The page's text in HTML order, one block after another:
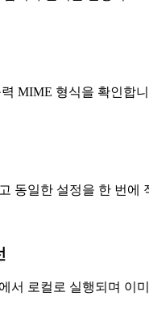
MIME 형식을 확인합
동일한 설정을 한 번에
서 로컬로 실행되며 이